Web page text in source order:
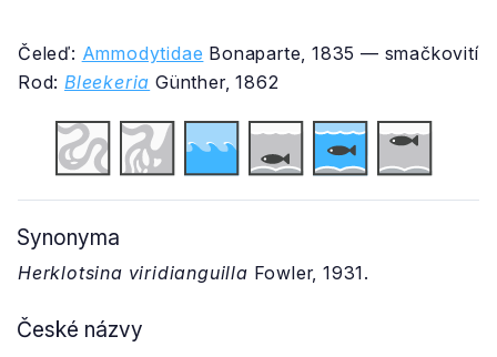
Čeleď: Ammodytidae Bonaparte, 1835 — smačkovití
Rod: Bleekeria Günther, 1862
Synonyma
Herklotsina viridianguilla Fowler, 1931.
České názvy